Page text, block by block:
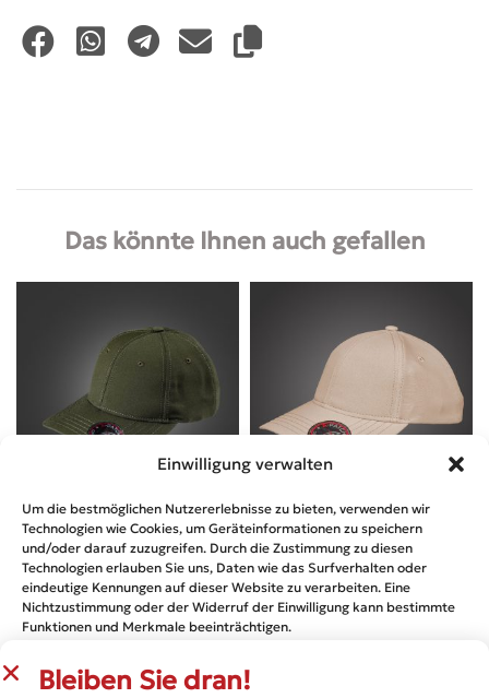
Einwilligung verwalten
Um die bestmöglichen Nutzererlebnisse zu bieten, verwenden wir
Technologien wie Cookies, um Geräteinformationen zu speichern
und/oder darauf zuzugreifen. Durch die Zustimmung zu diesen
Technologien erlauben Sie uns, Daten wie das Surfverhalten oder
eindeutige Kennungen auf dieser Website zu verarbeiten. Eine
Nichtzustimmung oder der Widerruf der Einwilligung kann bestimmte
Funktionen und Merkmale beeinträchtigen.
AKZEPTIEREN
Das könnte Ihnen auch gefallen
Design vonA-Patch
NEWTON’S CAP – OLIVE HAKI
€29.99
Design vonA-Patch
NEWTON’S CAP – SAND BEIGE
€29.99
Bleiben Sie dran!